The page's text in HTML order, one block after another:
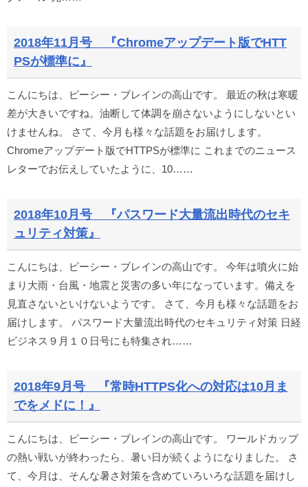
2018年11月号 『Chromeアップデート版でHTT
PSが標準に』
こんにちは、ピーシー・ブレインの高山です。 最近の秋は寒暖
差が大きいですね。油断して体調を崩さないようにしないとい
けませんね。 さて、今月も様々な話題をお届けします。
Chromeアップデート版でHTTPSが標準に これまでのニュース
レターでお伝えしていたように、10……
2018年10月号 『パスワード大量流出時代のセキ
ュリティ対策』
こんにちは、ピーシー・ブレインの高山です。 今年は噴火に始
まり大雨・台風・地震と災害の多い年になっています。備えを
見直さないといけないようです。 さて、今月も様々な話題をお
届けします。 パスワード大量流出時代のセキュリティ対策 日経
ビジネス９月１０日号にも特集され……
2018年9月号 『常時HTTPS化への対応は10月ま
でをメドに！』
こんにちは、ピーシー・ブレインの高山です。 ワールドカップ
の熱い戦いが終わったら、暑い日が続くようになりました。 さ
て、今月は、そんな暑さ対策を含めていろいろな話題を届けし